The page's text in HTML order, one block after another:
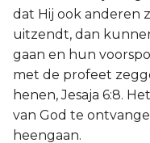
dat Hij ook anderen
uitzendt, dan
gaan en hun
met de profeet
henen, Jesaja 6:8.
van God te
heengaan.